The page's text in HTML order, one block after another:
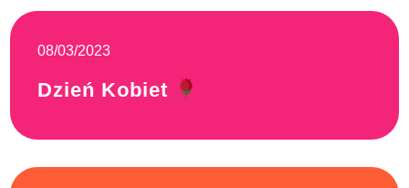
08/03/2023
Dzień Kobiet